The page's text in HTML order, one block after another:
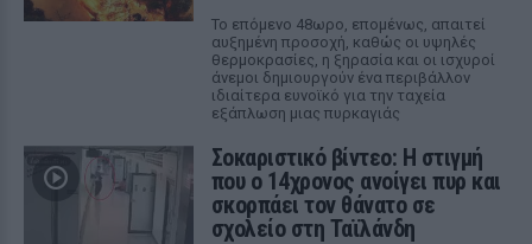
Το επόμενο 48ωρο, επομένως, απαιτεί
αυξημένη προσοχή, καθώς οι υψηλές
θερμοκρασίες, η ξηρασία και οι ισχυροί
άνεμοι δημιουργούν ένα περιβάλλον
ιδιαίτερα ευνοϊκό για την ταχεία
εξάπλωση μιας πυρκαγιάς
Σοκαριστικό βίντεο: Η στιγμή
που ο 14χρονος ανοίγει πυρ και
σκορπάει τον θάνατο σε
σχολείο στη Ταϊλάνδη